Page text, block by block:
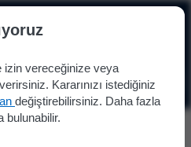
(Ön)
izin vereceğinize veya
Kararınızı istediğiniz
değiştirebilirsiniz. Daha fazla
bulunabilir.